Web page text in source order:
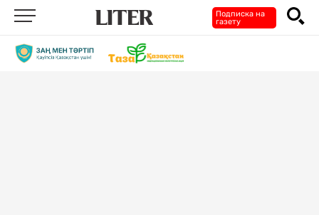
Подписка на
газету